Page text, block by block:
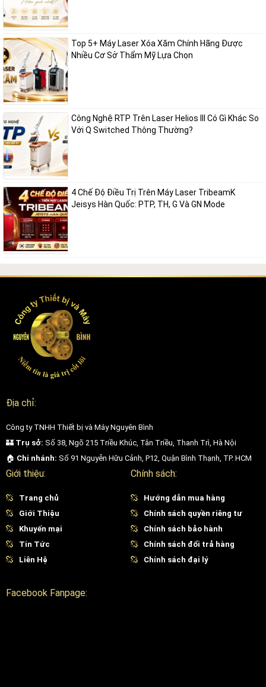
bao phủ toàn bộ mà không đè lên những khu vực nhỏ không điều trị.
Kết quả là quá trình loại bỏ được đồng đều nhất.
Kết quả an toàn và không có tác dụng phụ.
Ước tính khoảng 30% người trưởng thành muốn loại bỏ vết xăm vì
một vài lý do. Tuy nhiên chỉ có một số ít thấy được phương pháp và
hệ thống laser hiệu quả cho việc điều trị các loại xăm, màu và độ
sâu mà không thiệt hại đến mô xung quanh hoặc làm tổn thương da.
Máy Laser Synchro Qs4
nhu cầu thị trường mới yêu cầu an toàn và dụng cụ kiểm soát, do đó
đem lại kết quả hiệu quả.
Mục tiêu của chúng tôi là cung cấp cho khách hàng phương pháp tối
ưu cho việc loại bỏ hình xăm hoặc làm lành sắc tố da: nám da, rối
loạn sắc tố da với sự an toàn, giảm thiểu rủi ro gây ra bởi sự tổn
thương hoặc thiếu sắc tố, đảm bảo kiểm soát và đồng nhất nguồn
Hiệu quả trị liệu bằng máy laser SYNCHRO QS4
Hiệu quả trị liệu bằng máy laser SYNCHRO QS4
Xoá hình xăm đa màu
Trị nám, trị tàn nhang
Xóa chàm, bớt
Trị đồi mồi, trị thâm
Top 5+ Máy Laser Xóa Xăm Chính Hãng Được
Nhiều Cơ Sở Thẩm Mỹ Lựa Chọn
Công Nghệ RTP Trên Laser Helios III Có Gì Khác So
Với Q Switched Thông Thường?
4 Chế Độ Điều Trị Trên Máy Laser TribeamK
Jeisys Hàn Quốc: PTP, TH, G Và GN Mode
Địa chỉ:
Công ty TNHH Thiết bị và Máy Nguyên Bình
🏰 Trụ sở: Số 38, Ngõ 215 Triều Khúc, Tân Triều, Thanh Trì, Hà Nội
🏠 Chi nhánh: Số 91 Nguyễn Hữu Cảnh, P12, Quận Bình Thạnh, TP. HCM
Giới thiệu:
Trang chủ
Giới Thiệu
Khuyến mại
Tin Tức
Liên Hệ
Chính sách:
Hướng dẫn mua hàng
Chính sách quyền riêng tư
Chính sách bảo hành
Chính sách đổi trả hàng
Chính sách đại lý
Facebook Fanpage: